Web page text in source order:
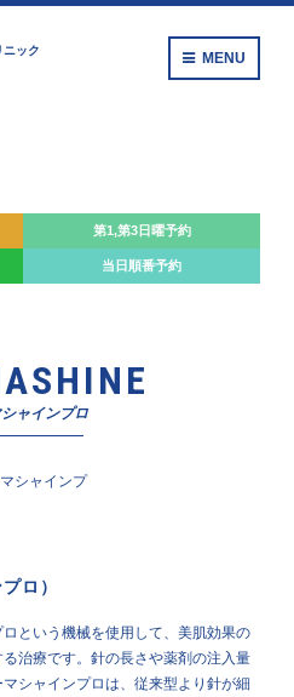
ニック MENU
第1,第3日曜予約
当日順番予約
ャインプロ
ロ）
という機械を使用して、美肌効果の
治療です。針の長さや薬剤の注入量
シャインプロは、従来型より針が細